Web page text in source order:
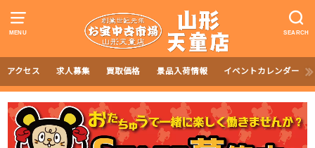
MENU SEARCH
アクセス 求人募集 買取価格 景品入荷情報 イベントカレンダー